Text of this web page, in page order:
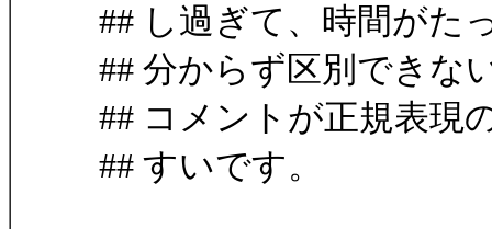
## し過ぎて、時間がた
## 分からず区別できな
## コメントが正規表現
## すいです。